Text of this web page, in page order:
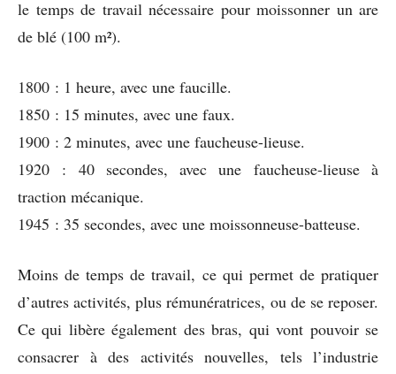
le temps de travail nécessaire pour moissonner un are
de blé (100 m²).
1800 : 1 heure, avec une faucille.
1850 : 15 minutes, avec une faux.
1900 : 2 minutes, avec une faucheuse-lieuse.
1920 : 40 secondes, avec une faucheuse-lieuse à
traction mécanique.
1945 : 35 secondes, avec une moissonneuse-batteuse.
Moins de temps de travail, ce qui permet de pratiquer
d’autres activités, plus rémunératrices, ou de se reposer.
Ce qui libère également des bras, qui vont pouvoir se
consacrer à des activités nouvelles, tels l’industrie